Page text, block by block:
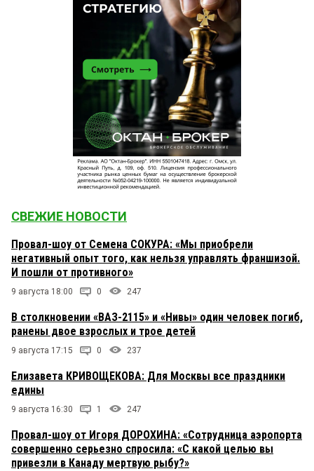
СВЕЖИЕ НОВОСТИ
Провал-шоу от Семена СОКУРА: «Мы приобрели
негативный опыт того, как нельзя управлять франшизой.
И пошли от противного»
9 августа 18:00 0 247
В столкновении «ВАЗ-2115» и «Нивы» один человек погиб,
ранены двое взрослых и трое детей
9 августа 17:15 0 237
Елизавета КРИВОЩЕКОВА: Для Москвы все праздники
едины
9 августа 16:30 1 247
Провал-шоу от Игоря ДОРОХИНА: «Сотрудница аэропорта
совершенно серьезно спросила: «С какой целью вы
привезли в Канаду мертвую рыбу?»